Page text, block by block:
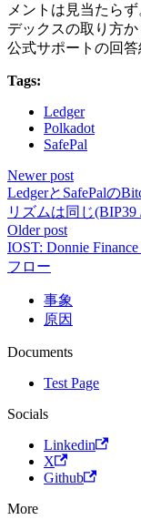
メントは見当たら
デックスの取り方
公式サポートの回答
Tags:
Ledger
Polkadot
SafePal
Newer post
LedgerとSafePalの
リズムは同じ(BIP39
Older post
IOST: Donnie
フロー
事象
原因
Documents
Test Page
Socials
Linkedin
X
Github
More